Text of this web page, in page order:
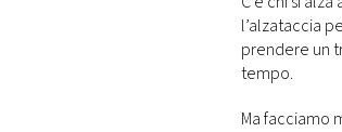
l’alzataccia
prendere un
tempo.
Ma facciamo